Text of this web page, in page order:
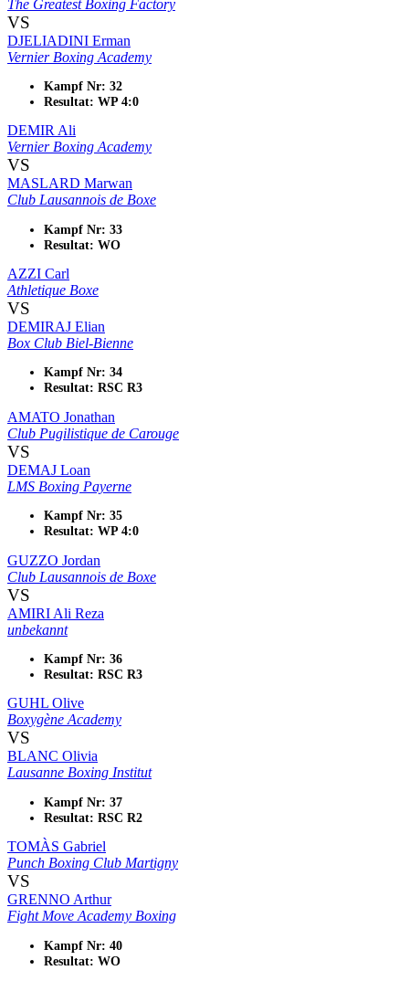
The Greatest Boxing Factory
VS
DJELIADINI Erman
Vernier Boxing Academy
Kampf Nr: 32
Resultat: WP 4:0
DEMIR Ali
Vernier Boxing Academy
VS
MASLARD Marwan
Club Lausannois de Boxe
Kampf Nr: 33
Resultat: WO
AZZI Carl
Athletique Boxe
VS
DEMIRAJ Elian
Box Club Biel-Bienne
Kampf Nr: 34
Resultat: RSC R3
AMATO Jonathan
Club Pugilistique de Carouge
VS
DEMAJ Loan
LMS Boxing Payerne
Kampf Nr: 35
Resultat: WP 4:0
GUZZO Jordan
Club Lausannois de Boxe
VS
AMIRI Ali Reza
unbekannt
Kampf Nr: 36
Resultat: RSC R3
GUHL Olive
Boxygène Academy
VS
BLANC Olivia
Lausanne Boxing Institut
Kampf Nr: 37
Resultat: RSC R2
TOMÀS Gabriel
Punch Boxing Club Martigny
VS
GRENNO Arthur
Fight Move Academy Boxing
Kampf Nr: 40
Resultat: WO